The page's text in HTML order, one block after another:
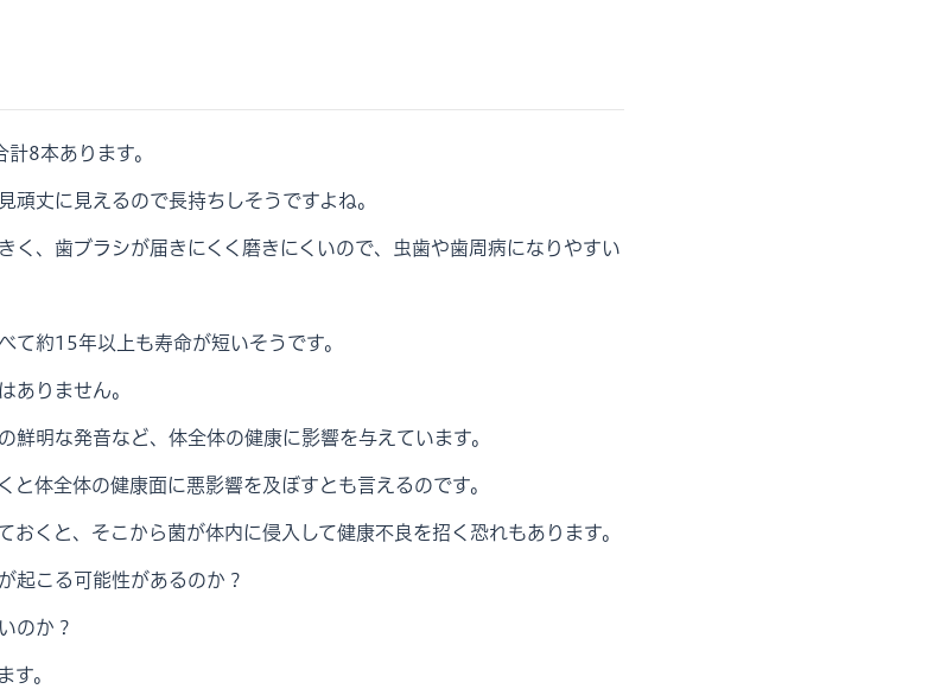
8本あります。
丈に見えるので長持ちしそうですよね。
く、歯ブラシが届きにくく磨きにくいので、虫歯や歯周病になりやすい
て約15年以上も寿命が短いそうです。
ありません。
明な発音など、体全体の健康に影響を与えています。
体全体の健康面に悪影響を及ぼすとも言えるのです。
おくと、そこから菌が体内に侵入して健康不良を招く恐れもあります。
起こる可能性があるのか？
のか？
。